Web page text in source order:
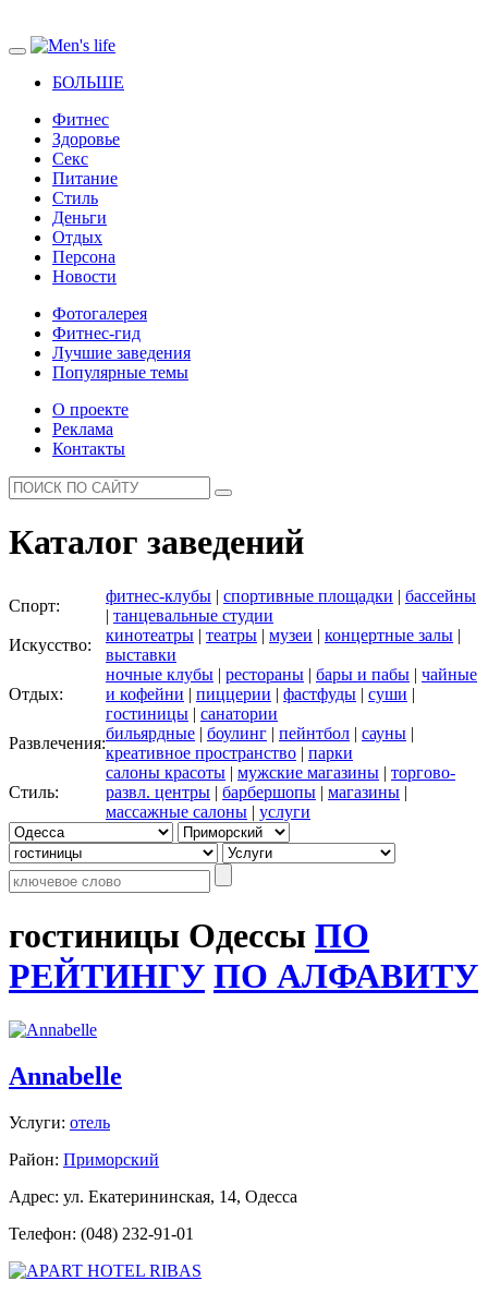
БОЛЬШЕ
Фитнес
Здоровье
Секс
Питание
Стиль
Деньги
Отдых
Персона
Новости
Фотогалерея
Фитнес-гид
Лучшие заведения
Популярные темы
О проекте
Реклама
Контакты
Каталог заведений
Спорт:
фитнес-клубы | спортивные площадки | бассейны
| танцевальные студии
Искусство:
кинотеатры | театры | музеи | концертные залы |
выставки
Отдых:
ночные клубы | рестораны | бары и пабы | чайные
и кофейни | пиццерии | фастфуды | суши |
гостиницы | санатории
Развлечения:
бильярдные | боулинг | пейнтбол | сауны |
креативное пространство | парки
Стиль:
салоны красоты | мужские магазины | торгово-
развл. центры | барбершопы | магазины |
массажные салоны | услуги
гостиницы Одессы ПО
РЕЙТИНГУ ПО АЛФАВИТУ
Annabelle
Услуги: отель
Район: Приморский
Адрес: ул. Екатерининская, 14, Одесса
Телефон: (048) 232-91-01